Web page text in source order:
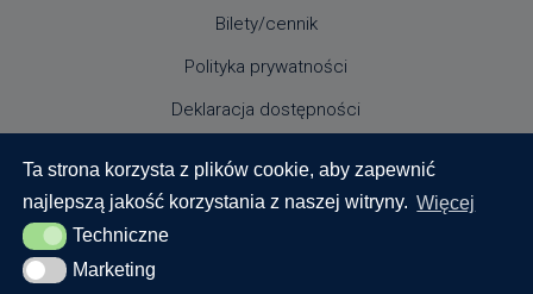
Bilety/cennik
Polityka prywatności
Deklaracja dostępności
Ta strona korzysta z plików cookie, aby zapewnić
najlepszą jakość korzystania z naszej witryny. Więcej
TechniczneTechniczne
MarketingMarketing